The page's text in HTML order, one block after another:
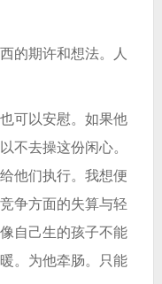
的期许和想法。人
可以安慰。如果他
不去操这份闲心。
他们执行。我想便
争方面的失算与轻
自己生的孩子不能
。为他牵肠。只能